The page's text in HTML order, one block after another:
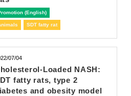
(English)
SDT fatty rat
07/04
Loaded NASH:
fatty rats, type 2
and obesity model